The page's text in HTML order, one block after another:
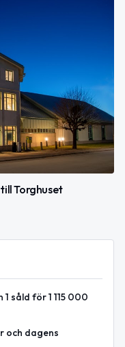
Torghuset
såld för 1 115 000
och dagens